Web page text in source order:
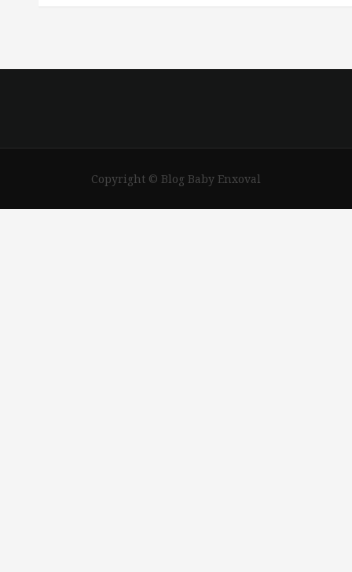
Copyright © Blog Baby Enxoval